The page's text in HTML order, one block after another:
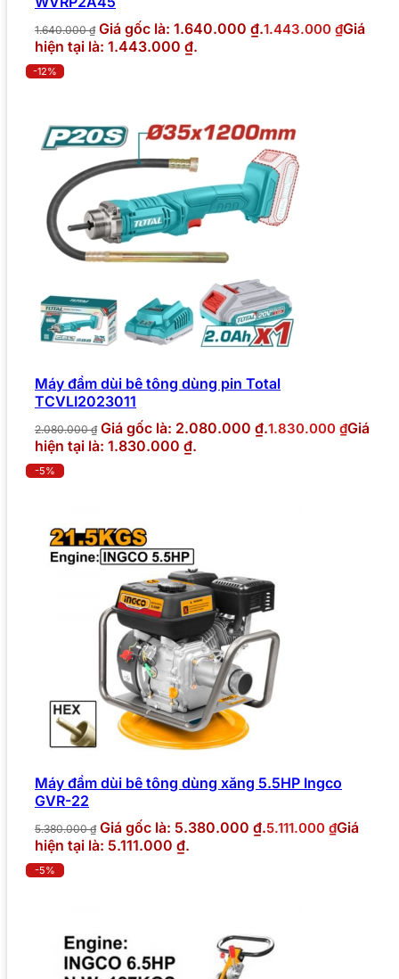
1.640.000₫ Giá gốc là: 1.640.000 ₫.1.443.000 ₫Giá
hiện tại là: 1.443.000 ₫.
-12%
Máy đầm dùi bê tông dùng pin Total
TCVLI2023011
2.080.000₫ Giá gốc là: 2.080.000 ₫.1.830.000 ₫Giá
hiện tại là: 1.830.000 ₫.
-5%
Máy đầm dùi bê tông dùng xăng 5.5HP Ingco
GVR-22
5.380.000₫ Giá gốc là: 5.380.000 ₫.5.111.000 ₫Giá
hiện tại là: 5.111.000 ₫.
-5%